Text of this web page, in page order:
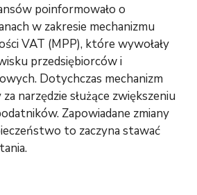
poinformowało o
w zakresie mechanizmu
VAT (MPP), które wywołały
przedsiębiorców i
Dotychczas mechanizm
narzędzie służące zwiększeniu
Zapowiadane zmiany
to zaczyna stawać